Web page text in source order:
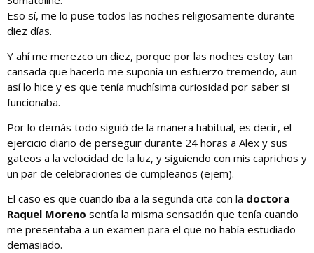
Eso sí, me lo puse todos las noches religiosamente durante
diez días.
Y ahí me merezco un diez, porque por las noches estoy tan
cansada que hacerlo me suponía un esfuerzo tremendo, aun
así lo hice y es que tenía muchísima curiosidad por saber si
funcionaba.
Por lo demás todo siguió de la manera habitual, es decir, el
ejercicio diario de perseguir durante 24 horas a Alex y sus
gateos a la velocidad de la luz, y siguiendo con mis caprichos y
un par de celebraciones de cumpleaños (ejem).
El caso es que cuando iba a la segunda cita con la doctora
Raquel Moreno sentía la misma sensación que tenía cuando
me presentaba a un examen para el que no había estudiado
demasiado.